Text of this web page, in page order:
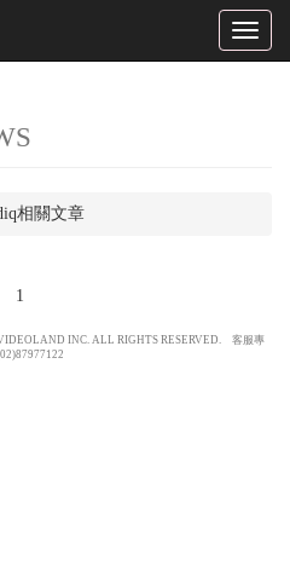
Toggle
相關文章
1
INC. ALL RIGHTS RESERVED. 客服專